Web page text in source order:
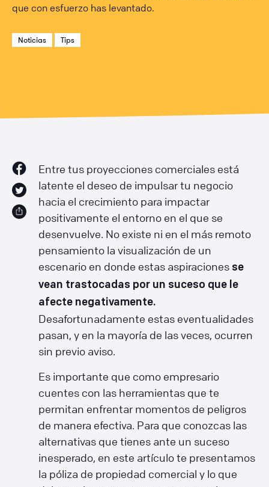
que con esfuerzo has levantado.
Noticias Tips
Entre tus proyecciones comerciales está
latente el deseo de impulsar tu negocio
hacia el crecimiento para impactar
positivamente el entorno en el que se
desenvuelve. No existe ni en el más remoto
pensamiento la visualización de un
escenario en donde estas aspiraciones se
vean trastocadas por un suceso que le
afecte negativamente.
Desafortunadamente estas eventualidades
pasan, y en la mayoría de las veces, ocurren
sin previo aviso.
Es importante que como empresario
cuentes con las herramientas que te
permitan enfrentar momentos de peligros
de manera efectiva. Para que conozcas las
alternativas que tienes ante un suceso
inesperado, en este artículo te presentamos
la póliza de propiedad comercial y lo que